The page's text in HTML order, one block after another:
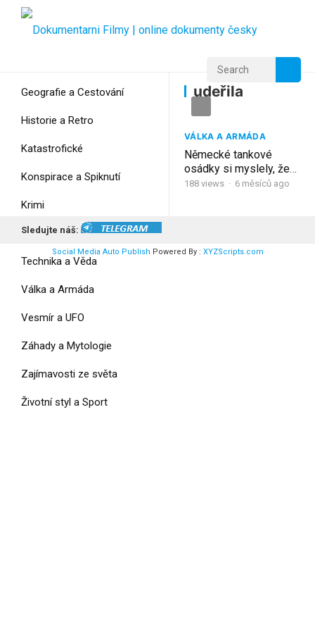
Geografie a Cestování
Historie a Retro
Katastrofické
Konspirace a Spiknutí
Krimi
Myšlení
Technika a Věda
Válka a Armáda
Vesmír a UFO
Záhady a Mytologie
Zajímavosti ze světa
Životní styl a Sport
udeřila
udeřila
VÁLKA A ARMÁDA
Německé tankové
osádky si myslely, že
jim topení stačí – pak
188 views · 6 měsíců ago
Sledujte náš:
Social Media Auto Publish Powered By : XYZScripts.com